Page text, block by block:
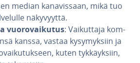
median ka­na­vis­saan, mikä tuo
nä­ky­vyyt­tä.
vuo­ro­vai­ku­tus: Vai­kut­ta­ja kom­
kanssa, vastaa ky­sy­myk­siin ja
kuten tyk­käyk­siin,